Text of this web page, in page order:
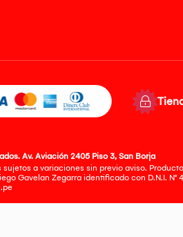
Av. Aviación 2405 Piso 3, San Borja
a variaciones sin previo aviso.
Gavelan Zegarra identificado con D.N.I.